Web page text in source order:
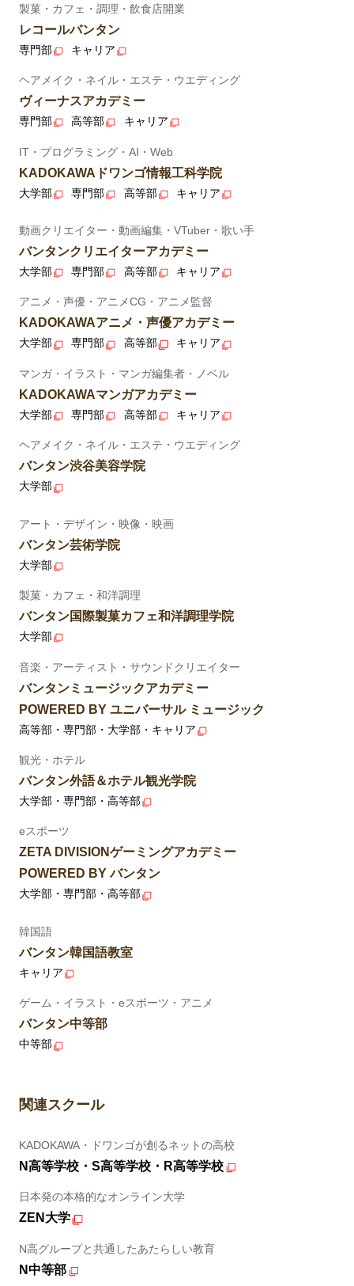
製菓・カフェ・調理・飲食店開業
レコールバンタン
専門部 キャリア
ヘアメイク・ネイル・エステ・ウエディング
ヴィーナスアカデミー
専門部 高等部 キャリア
IT・プログラミング・AI・Web
KADOKAWAドワンゴ情報工科学院
大学部 専門部 高等部 キャリア
動画クリエイター・動画編集・VTuber・歌い手
バンタンクリエイターアカデミー
大学部 専門部 高等部 キャリア
アニメ・声優・アニメCG・アニメ監督
KADOKAWAアニメ・声優アカデミー
大学部 専門部 高等部 キャリア
マンガ・イラスト・マンガ編集者・ノベル
KADOKAWAマンガアカデミー
大学部 専門部 高等部 キャリア
ヘアメイク・ネイル・エステ・ウエディング
バンタン渋谷美容学院
大学部
アート・デザイン・映像・映画
バンタン芸術学院
大学部
製菓・カフェ・和洋調理
バンタン国際製菓カフェ和洋調理学院
大学部
音楽・アーティスト・サウンドクリエイター
バンタンミュージックアカデミー
POWERED BY ユニバーサル ミュージック
高等部・専門部・大学部・キャリア
観光・ホテル
バンタン外語＆ホテル観光学院
大学部・専門部・高等部
eスポーツ
ZETA DIVISIONゲーミングアカデミー
POWERED BY バンタン
大学部・専門部・高等部
韓国語
バンタン韓国語教室
キャリア
ゲーム・イラスト・eスポーツ・アニメ
バンタン中等部
中等部
関連スクール
KADOKAWA・ドワンゴが創るネットの高校
N高等学校・S高等学校・R高等学校
日本発の本格的なオンライン大学
ZEN大学
N高グループと共通したあたらしい教育
N中等部